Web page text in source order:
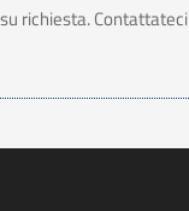
richiesta. Contattateci